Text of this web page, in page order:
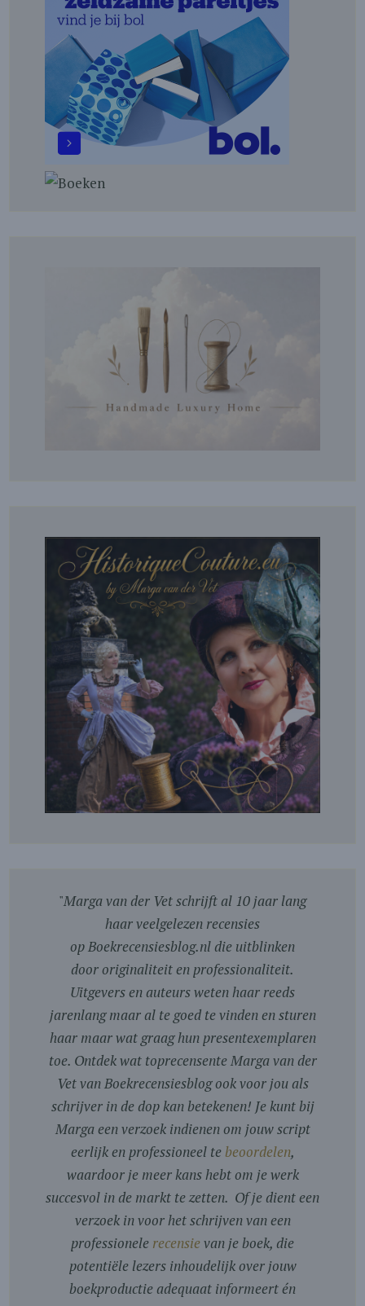
"Marga van der Vet schrijft al 10 jaar lang
haar veelgelezen recensies
op Boekrecensiesblog.nl die uitblinken
door originaliteit en professionaliteit.
Uitgevers en auteurs weten haar reeds
jarenlang maar al te goed te vinden en sturen
haar maar wat graag hun presentexemplaren
toe. Ontdek wat toprecensente Marga van der
Vet van Boekrecensiesblog ook voor jou als
schrijver in de dop kan betekenen! Je kunt bij
Marga een verzoek indienen om jouw script
eerlijk en professioneel te beoordelen,
waardoor je meer kans hebt om je werk
succesvol in de markt te zetten. Of je dient een
verzoek in voor het schrijven van een
professionele recensievan je boek, die
potentiële lezers inhoudelijk over jouw
boekproductie adequaat informeert én